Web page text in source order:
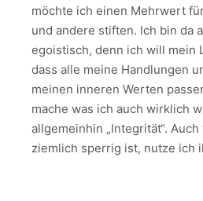
möchte ich einen Mehrwert
und andere stiften. Ich bin da
egoistisch, denn ich will mein
dass alle meine Handlungen
meinen inneren Werten
mache was ich auch wirklich
allgemeinhin „Integrität“.
ziemlich sperrig ist, nutze ich